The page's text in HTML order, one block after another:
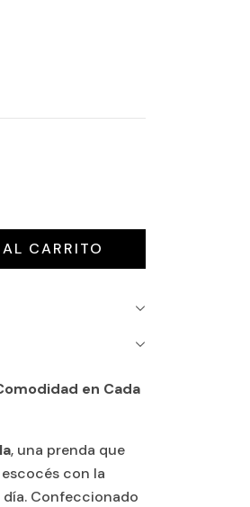
en Cada
, una prenda que
con la
Confeccionado